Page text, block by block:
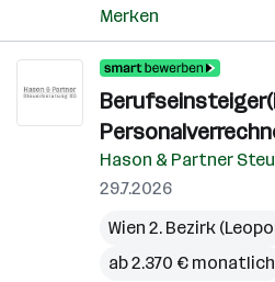
Merken
Hason & Partner
29.7.2026
Wien 2. Bezirk
ab 2.370 € monatlich